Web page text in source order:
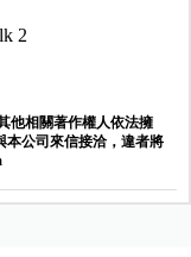
2
他相關著作權人依法擁
本公司來信接洽，違者將